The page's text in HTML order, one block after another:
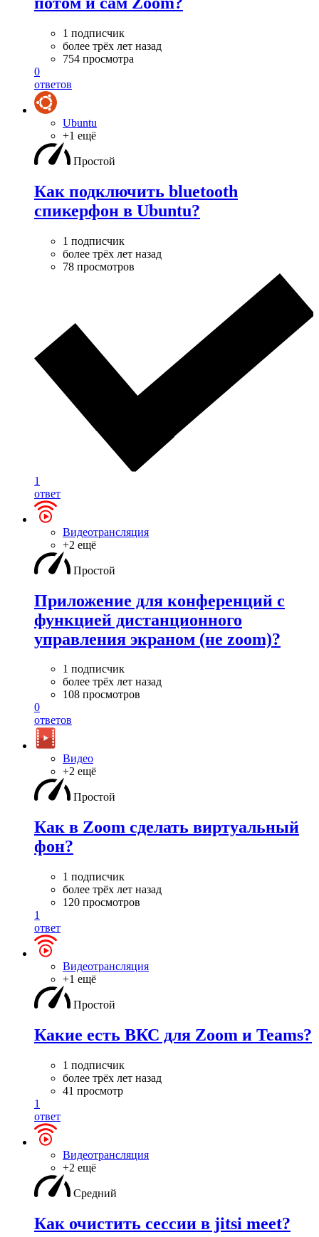
1 подписчик
более трёх лет назад
754 просмотра
0
ответов
Ubuntu
+1 ещё
Простой
Как подключить bluetooth
спикерфон в Ubuntu?
1 подписчик
более трёх лет назад
78 просмотров
1
ответ
Видеотрансляция
+2 ещё
Простой
Приложение для конференций с
функцией дистанционного
управления экраном (не zoom)?
1 подписчик
более трёх лет назад
108 просмотров
0
ответов
Видео
+2 ещё
Простой
Как в Zoom сделать виртуальный
фон?
1 подписчик
более трёх лет назад
120 просмотров
1
ответ
Видеотрансляция
+1 ещё
Простой
Какие есть ВКС для Zoom и Teams?
1 подписчик
более трёх лет назад
41 просмотр
1
ответ
Видеотрансляция
+2 ещё
Средний
Как очистить сессии в jitsi meet?